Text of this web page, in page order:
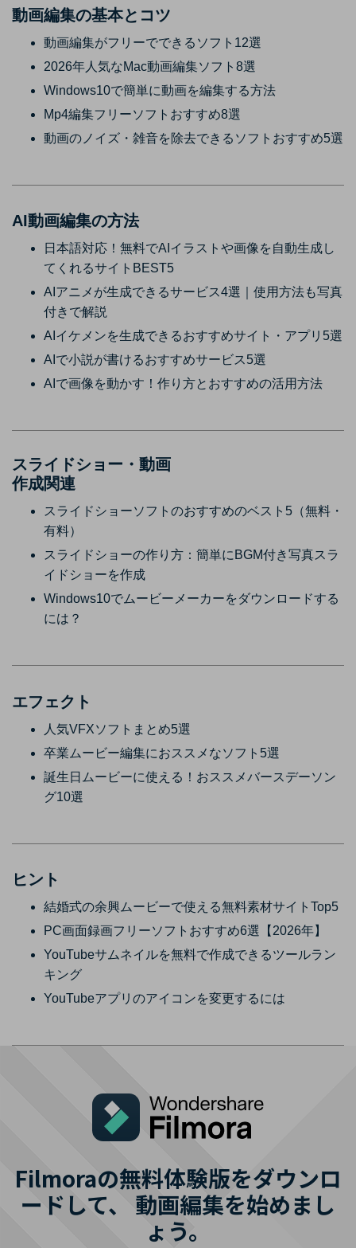
動画編集の基本とコツ
動画編集がフリーでできるソフト12選
2026年人気なMac動画編集ソフト8選
Windows10で簡単に動画を編集する方法
Mp4編集フリーソフトおすすめ8選
動画のノイズ・雑音を除去できるソフトおすすめ5選
AI動画編集の方法
日本語対応！無料でAIイラストや画像を自動生成し
てくれるサイトBEST5
AIアニメが生成できるサービス4選｜使用方法も写真
付きで解説
AIイケメンを生成できるおすすめサイト・アプリ5選
AIで小説が書けるおすすめサービス5選
AIで画像を動かす！作り方とおすすめの活用方法
スライドショー・動画
作成関連
スライドショーソフトのおすすめのベスト5（無料・
有料）
スライドショーの作り方：簡単にBGM付き写真スラ
イドショーを作成
Windows10でムービーメーカーをダウンロードする
には？
エフェクト
人気VFXソフトまとめ5選
卒業ムービー編集におススメなソフト5選
誕生日ムービーに使える！おススメバースデーソン
グ10選
ヒント
結婚式の余興ムービーで使える無料素材サイトTop5
PC画面録画フリーソフトおすすめ6選【2026年】
YouTubeサムネイルを無料で作成できるツールラン
キング
YouTubeアプリのアイコンを変更するには
Filmoraの無料体験版をダウンロ
ードして、 動画編集を始めまし
ょう。